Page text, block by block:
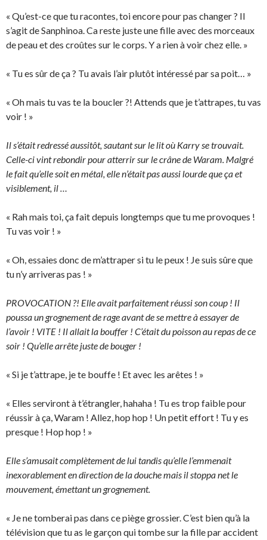
« Qu’est-ce que tu racontes, toi encore pour pas changer ? Il
s’agit de Sanphinoa. Ca reste juste une fille avec des morceaux
de peau et des croûtes sur le corps. Y a rien à voir chez elle. »
« Tu es sûr de ça ? Tu avais l’air plutôt intéressé par sa poit… »
« Oh mais tu vas te la boucler ?! Attends que je t’attrapes, tu vas
voir ! »
Il s’était redressé aussitôt, sautant sur le lit où Karry se trouvait.
Celle-ci vint rebondir pour atterrir sur le crâne de Waram. Malgré
le fait qu’elle soit en métal, elle n’était pas aussi lourde que ça et
visiblement, il …
« Rah mais toi, ça fait depuis longtemps que tu me provoques !
Tu vas voir ! »
« Oh, essaies donc de m’attraper si tu le peux ! Je suis sûre que
tu n’y arriveras pas ! »
PROVOCATION ?! Elle avait parfaitement réussi son coup ! Il
poussa un grognement de rage avant de se mettre à essayer de
l’avoir ! VITE ! Il allait la bouffer ! C’était du poisson au repas de ce
soir ! Qu’elle arrête juste de bouger !
« Si je t’attrape, je te bouffe ! Et avec les arêtes ! »
« Elles serviront à t’étrangler, hahaha ! Tu es trop faible pour
réussir à ça, Waram ! Allez, hop hop ! Un petit effort ! Tu y es
presque ! Hop hop ! »
Elle s’amusait complètement de lui tandis qu’elle l’emmenait
inexorablement en direction de la douche mais il stoppa net le
mouvement, émettant un grognement.
« Je ne tomberai pas dans ce piège grossier. C’est bien qu’à la
télévision que tu as le garçon qui tombe sur la fille par accident